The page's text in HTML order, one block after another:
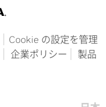
Cookie の設定を管理
企業ポリシー
製品